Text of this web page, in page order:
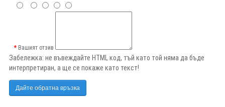
Вашият отзив
Забележка: не въвеждайте HTML код, тъй като той няма да бъде
интерпретиран, а ще се покаже като текст!
Дайте обратна връзка